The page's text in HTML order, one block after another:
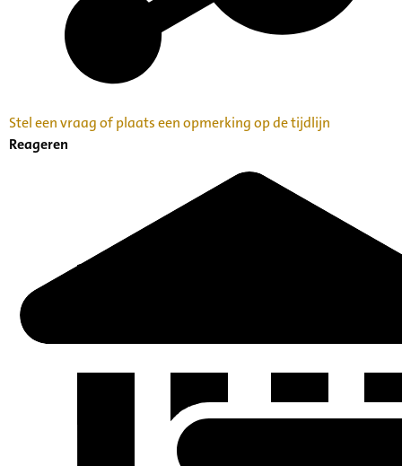
Stel een vraag of plaats een opmerking op de tijdlijn
Reageren